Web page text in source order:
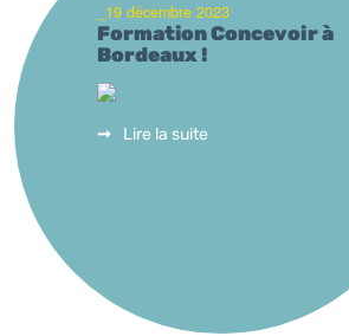
_19 décembre 2023
Formation Concevoir à
Bordeaux !
Lire la suite